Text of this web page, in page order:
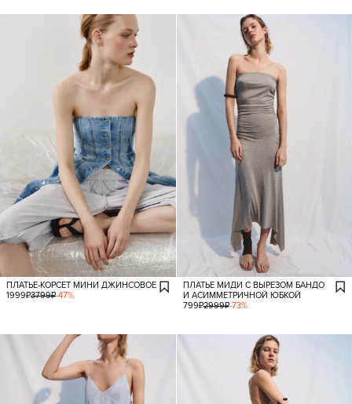
ПЛАТЬЕ-КОРСЕТ МИНИ ДЖИНСОВОЕ
1999₽3799₽-47%
ПЛАТЬЕ МИДИ С ВЫРЕЗОМ БАНДО
И АСИММЕТРИЧНОЙ ЮБКОЙ
799₽2999₽-73%